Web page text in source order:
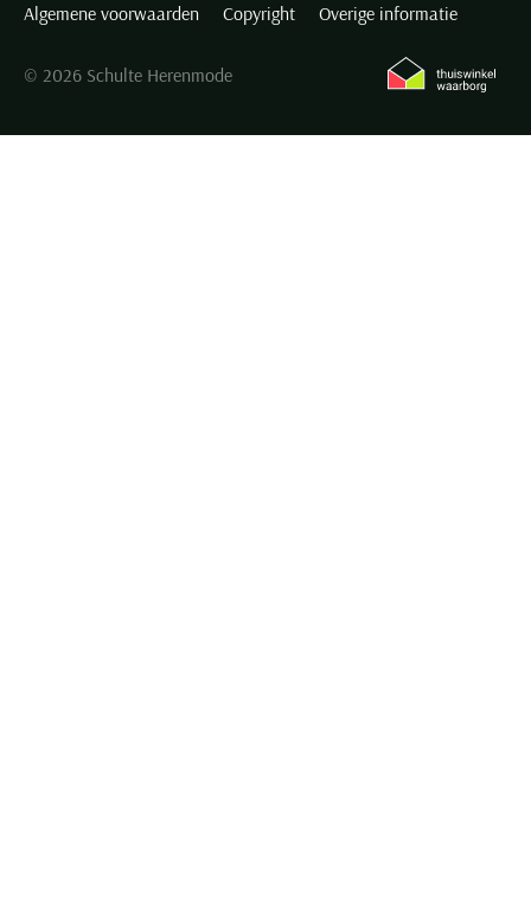
Algemene voorwaarden
Copyright Overige informatie
© 2026 Schulte Herenmode